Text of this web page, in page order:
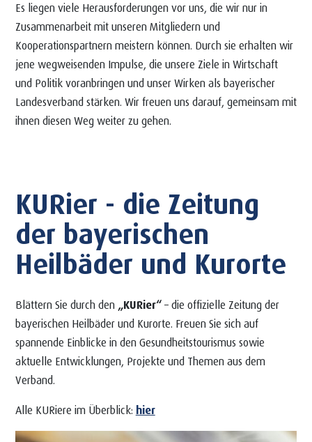
Es liegen viele Herausforderungen vor uns, die wir nur in
Zusammenarbeit mit unseren Mitgliedern und
Kooperationspartnern meistern können. Durch sie erhalten wir
jene wegweisenden Impulse, die unsere Ziele in Wirtschaft
und Politik voranbringen und unser Wirken als bayerischer
Landesverband stärken. Wir freuen uns darauf, gemeinsam mit
ihnen diesen Weg weiter zu gehen.
KURier - die Zeitung
der bayerischen
Heilbäder und Kurorte
Blättern Sie durch den „KURier“– die offizielle Zeitung der
bayerischen Heilbäder und Kurorte. Freuen Sie sich auf
spannende Einblicke in den Gesundheitstourismus sowie
aktuelle Entwicklungen, Projekte und Themen aus dem
Verband.
Alle KURiere im Überblick: hier